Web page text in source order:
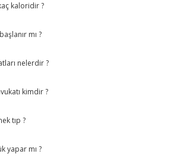
kaloridir ?
mı ?
nelerdir ?
kimdir ?
tıp ?
yapar mı ?